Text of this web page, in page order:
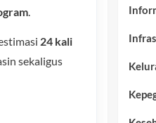
.
24 kali
sekaligus